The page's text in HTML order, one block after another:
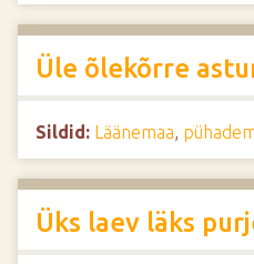
Üle õlekõrre
Sildid: Läänemaa,
Üks laev läks